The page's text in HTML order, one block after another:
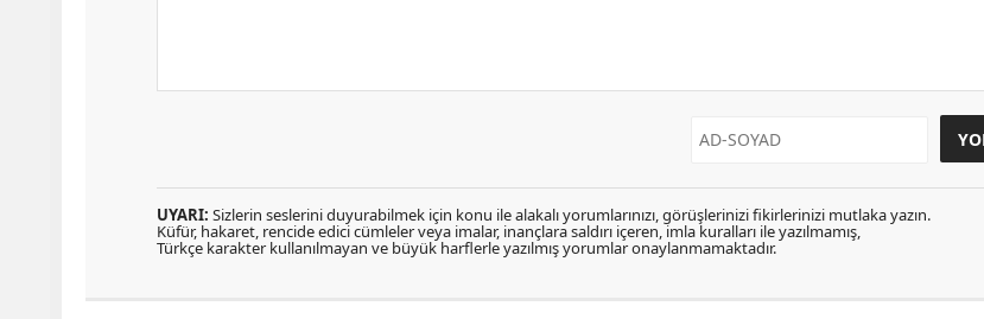
UYARI: Sizlerin seslerini duyurabilmek için konu ile alakalı yorumlarınızı, görüşlerinizi fikirlerinizi mutlaka yazın.
Küfür, hakaret, rencide edici cümleler veya imalar, inançlara saldırı içeren, imla kuralları ile yazılmamış,
Türkçe karakter kullanılmayan ve büyük harflerle yazılmış yorumlar onaylanmamaktadır.